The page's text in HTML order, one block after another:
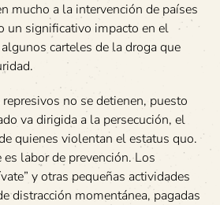
mucho a la intervención de países
un significativo impacto en el
carteles de la droga que
no se detienen, puesto
va dirigida a la persecución, el
quienes violentan el estatus quo.
labor de prevención. Los
y otras pequeñas actividades
distracción momentánea, pagadas